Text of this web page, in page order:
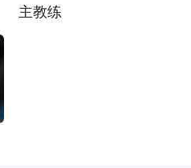
主教练